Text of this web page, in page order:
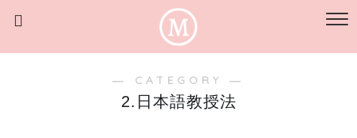
― CATEGORY ―
2.日本語教授法